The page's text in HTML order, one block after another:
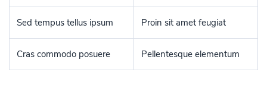
Sed tempus tellus ipsum Proin sit amet feugiat
Cras commodo posuere Pellentesque elementum